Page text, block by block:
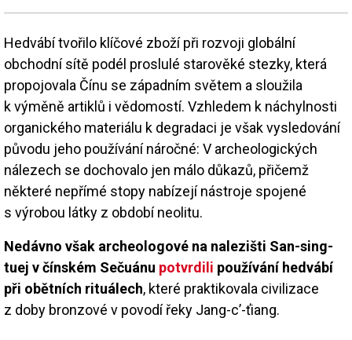
Hedvábí tvořilo klíčové zboží při rozvoji globální
obchodní sítě podél proslulé starověké stezky, která
propojovala Čínu se západním světem a sloužila
k výměně artiklů i vědomostí. Vzhledem k náchylnosti
organického materiálu k degradaci je však vysledování
původu jeho používání náročné: V archeologických
nálezech se dochovalo jen málo důkazů, přičemž
některé nepřímé stopy nabízejí nástroje spojené
s výrobou látky z období neolitu.
Nedávno však archeologové na nalezišti San-sing-
tuej v čínském Sečuánu potvrdili používání hedvábí
při obětních rituálech, které praktikovala civilizace
z doby bronzové v povodí řeky Jang-c’-ťiang.